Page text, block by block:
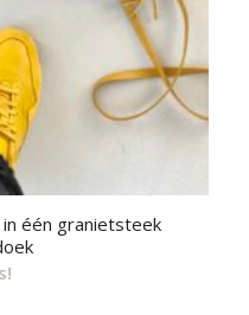
één granietsteek